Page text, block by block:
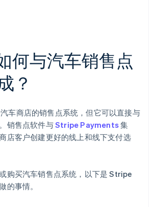
何与汽车销售点
？
车商店的销售点系统，但它可以直接与
销售点软件与Stripe Payments集
店客户创建更好的线上和线下支付选
购买汽车销售点系统，以下是 Stripe
的事情。